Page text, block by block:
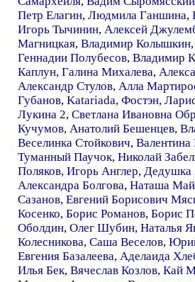
Петр Елагин, Людмила Ганшина,
Игорь Тычинин, Алексей
Магницкая, Владимир Колышкин,
Геннадии Полубесов, Владимир
Каплун, Галина Михалева,
Александр Стулов, Алла
Губанов, Katariada, Фостэн,
Лукина 2, Светлана Ивановна
Кучумов, Анатолий Бешенцев,
Веселинка Стойкович, Валентина
Туманный Паучок, Николай
Поляков, Игорь Англер, Дедушка
Александра Болгова, Наташа
Сазанов, Евгений Борисович
Косенко, Борис Романов, Борис
Оболдин, Олег Шубин, Наталья
Колесникова, Саша Веселов,
Евгения Базалеева, Аделаида
Илья Бек, Вячеслав Козлов, Кай